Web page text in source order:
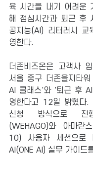
육 시간을 내기 어려운
해 점심시간과 퇴근 후
공지능(AI) 리터러시 교
영한다.
더존비즈온은 고객사
서울 중구 더존을지타
AI 클래스'와 '퇴근 후
영한다고 12일 밝혔다.
신청 방식으로 진
(WEHAGO)와 아마란
10) 사용자 세션으로
AI(ONE AI) 실무 가이드